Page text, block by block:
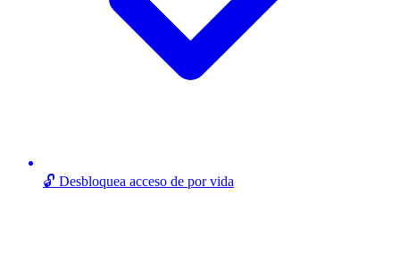
🔓 Desbloquea acceso de por vida